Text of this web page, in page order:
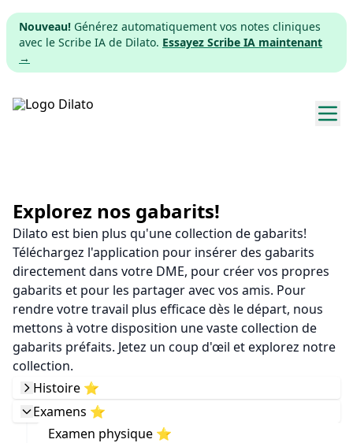
Nouveau! Générez automatiquement vos notes cliniques
avec le Scribe IA de Dilato. Essayez Scribe IA maintenant
→
Tarifs
Télécharger
App web
S'inscrire
Explorez nos gabarits!
Dilato est bien plus qu'une collection de gabarits!
Téléchargez l'application pour insérer des gabarits
directement dans votre DME, pour créer vos propres
gabarits et pour les partager avec vos amis. Pour
rendre votre travail plus efficace dès le départ, nous
mettons à votre disposition une vaste collection de
gabarits préfaits. Jetez un coup d'œil et explorez notre
collection.
Histoire ⭐️
Examens ⭐️
Examen physique ⭐️